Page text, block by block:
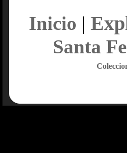
Inicio |
Santa Fe